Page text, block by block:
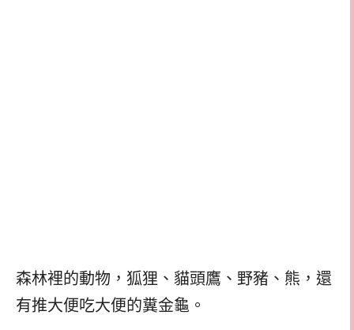
森林裡的動物，狐狸、貓頭鷹、野豬、熊，還
有推大便吃大便的糞金龜。